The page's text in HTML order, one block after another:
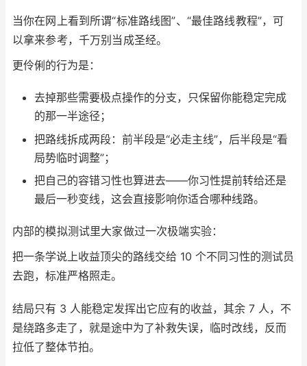
当你在网上看到所谓“标准路线图”、“最佳路线教程”，可
以拿来参考，千万别当成圣经。
更伶俐的行为是：
去掉那些需要极点操作的分支，只保留你能稳定完成
的那一半途径；
把路线拆成两段：前半段是“必走主线”，后半段是“看
局势临时调整”；
把自己的容错习性也算进去——你习性提前转给还是
最后一秒变线，这会直接影响你适合哪种线路。
内部的模拟测试里大家做过一次极端实验：
把一条学说上收益顶尖的路线交给 10 个不同习性的测试员
去跑，标准严格照走。
结局只有 3 人能稳定发挥出它应有的收益，其余 7 人，不
是绕路多走了，就是途中为了补救失误，临时改线，反而
拉低了整体节拍。